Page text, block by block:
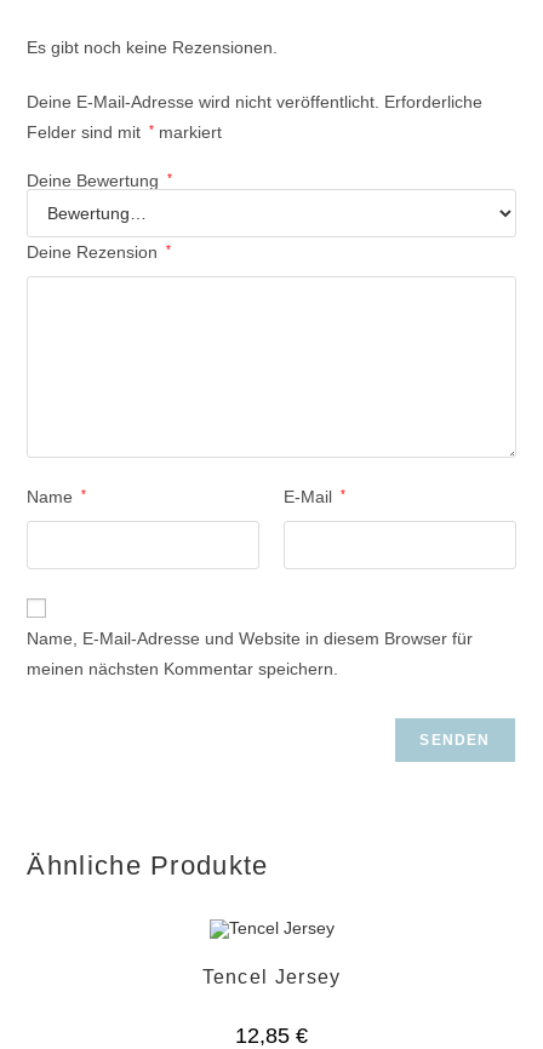
Es gibt noch keine Rezensionen.
Deine E-Mail-Adresse wird nicht veröffentlicht. Erforderliche
Felder sind mit
* markiert
Deine Bewertung *
Deine Rezension *
Name * E-Mail *
Name, E-Mail-Adresse und Website in diesem Browser für
meinen nächsten Kommentar speichern.
Ähnliche Produkte
Tencel Jersey
12,85 €